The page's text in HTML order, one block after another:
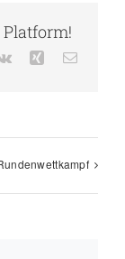
Platform!
Vk XingE-